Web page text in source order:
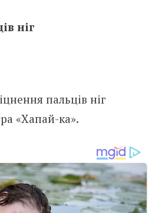
ніг
пальців ніг
«Хапай-ка».